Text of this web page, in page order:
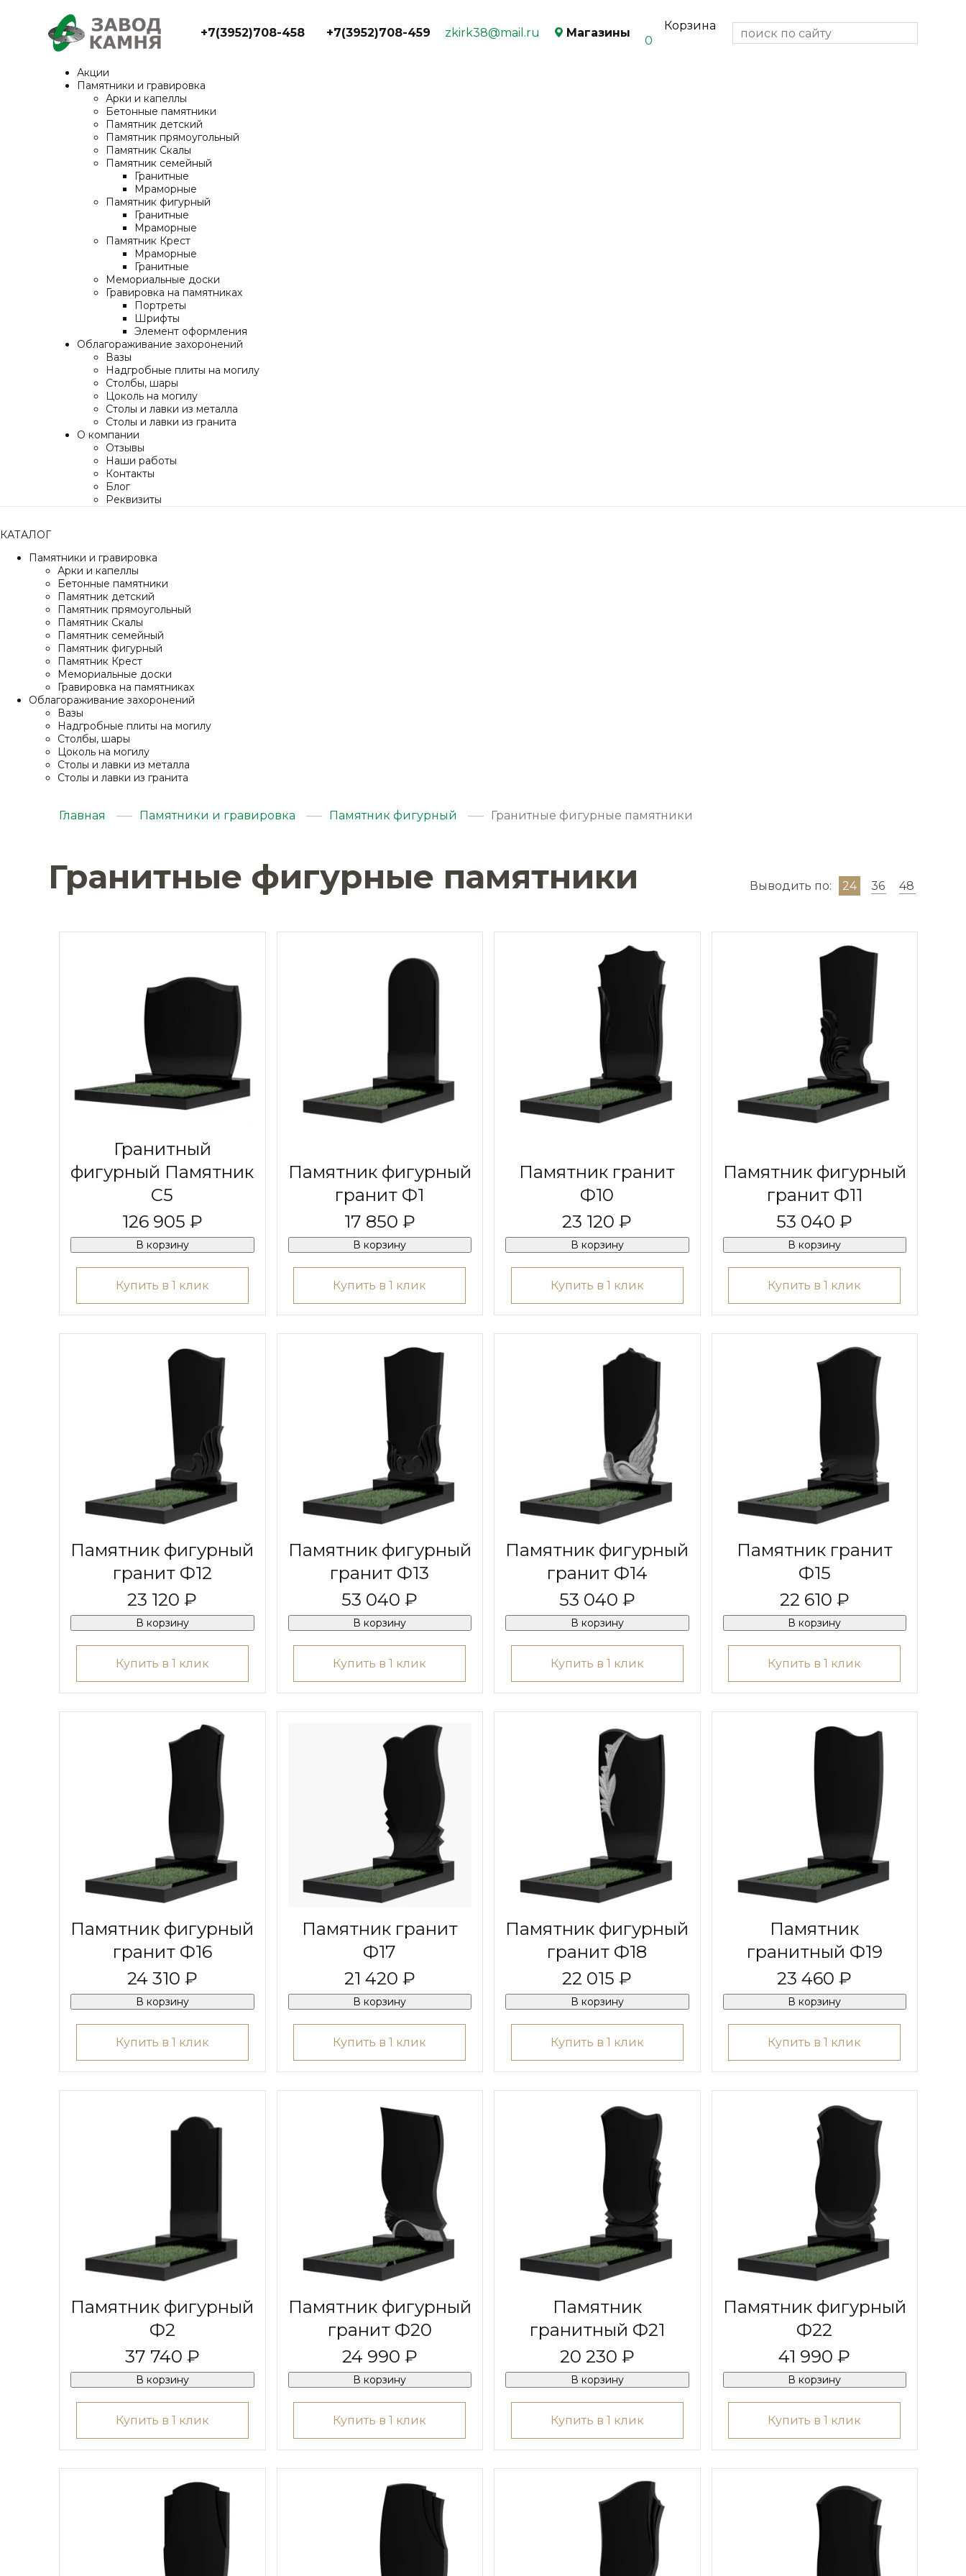
+7(3952)708-458 +7(3952)708-459 zkirk38@mail.ru Магазины
Корзина
0
Акции
Памятники и гравировка
Арки и капеллы
Бетонные памятники
Памятник детский
Памятник прямоугольный
Памятник Скалы
Памятник семейный
Гранитные
Мраморные
Памятник фигурный
Гранитные
Мраморные
Памятник Крест
Мраморные
Гранитные
Мемориальные доски
Гравировка на памятниках
Портреты
Шрифты
Элемент оформления
Облагораживание захоронений
Вазы
Надгробные плиты на могилу
Столбы, шары
Цоколь на могилу
Столы и лавки из металла
Столы и лавки из гранита
О компании
Отзывы
Наши работы
Контакты
Блог
Реквизиты
КАТАЛОГ
Памятники и гравировка
Арки и капеллы
Бетонные памятники
Памятник детский
Памятник прямоугольный
Памятник Скалы
Памятник семейный
Памятник фигурный
Памятник Крест
Мемориальные доски
Гравировка на памятниках
Облагораживание захоронений
Вазы
Надгробные плиты на могилу
Столбы, шары
Цоколь на могилу
Столы и лавки из металла
Столы и лавки из гранита
Главная Памятники и гравировка Памятник фигурный Гранитные фигурные памятники
Гранитные фигурные памятники Выводить по: 24 36 48
Гранитный
фигурный Памятник
С5
126 905 ₽
В корзину
Купить в 1 клик
Памятник фигурный
гранит Ф1
17 850 ₽
В корзину
Купить в 1 клик
Памятник гранит
Ф10
23 120 ₽
В корзину
Купить в 1 клик
Памятник фигурный
гранит Ф11
53 040 ₽
В корзину
Купить в 1 клик
Памятник фигурный
гранит Ф12
23 120 ₽
В корзину
Купить в 1 клик
Памятник фигурный
гранит Ф13
53 040 ₽
В корзину
Купить в 1 клик
Памятник фигурный
гранит Ф14
53 040 ₽
В корзину
Купить в 1 клик
Памятник гранит
Ф15
22 610 ₽
В корзину
Купить в 1 клик
Памятник фигурный
гранит Ф16
24 310 ₽
В корзину
Купить в 1 клик
Памятник гранит
Ф17
21 420 ₽
В корзину
Купить в 1 клик
Памятник фигурный
гранит Ф18
22 015 ₽
В корзину
Купить в 1 клик
Памятник
гранитный Ф19
23 460 ₽
В корзину
Купить в 1 клик
Памятник фигурный
Ф2
37 740 ₽
В корзину
Купить в 1 клик
Памятник фигурный
гранит Ф20
24 990 ₽
В корзину
Купить в 1 клик
Памятник
гранитный Ф21
20 230 ₽
В корзину
Купить в 1 клик
Памятник фигурный
Ф22
41 990 ₽
В корзину
Купить в 1 клик